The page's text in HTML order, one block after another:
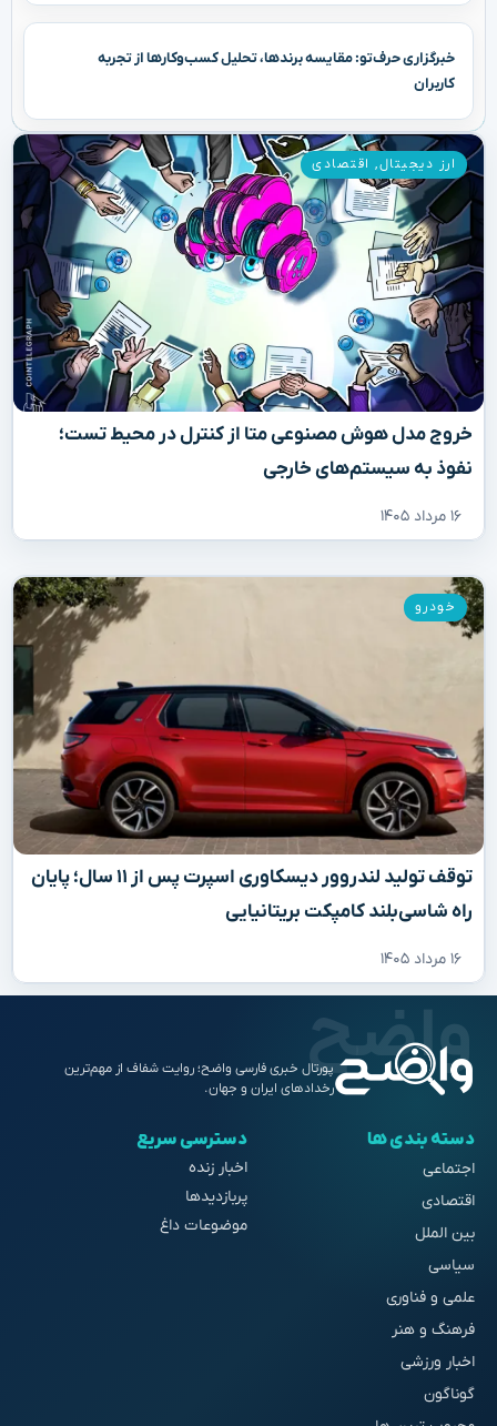
خبرگزاری حرف‌تو: مقایسه برندها، تحلیل کسب‌وکارها از تجربه
کاربران
خروج مدل هوش مصنوعی متا از کنترل در محیط تست؛
نفوذ به سیستم‌های خارجی
۱۶ مرداد ۱۴۰۵
ارز دیجیتال, اقتصادی
توقف تولید لندروور دیسکاوری اسپرت پس از ۱۱ سال؛ پایان
راه شاسی‌بلند کامپکت بریتانیایی
۱۶ مرداد ۱۴۰۵
خودرو
پورتال خبری فارسی واضح؛ روایت شفاف از مهم‌ترین
رخدادهای ایران و جهان.
دسته بندی ها
اجتماعی
اقتصادی
بین الملل
سیاسی
علمی و فناوری
فرهنگ و هنر
اخبار ورزشی
گوناگون
دسترسی سریع
اخبار زنده
پربازدیدها
موضوعات داغ